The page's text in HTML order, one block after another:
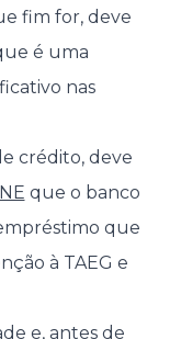
fim for, deve
é uma
nas
crédito, deve
que o banco
que
à TAEG e
e, antes de